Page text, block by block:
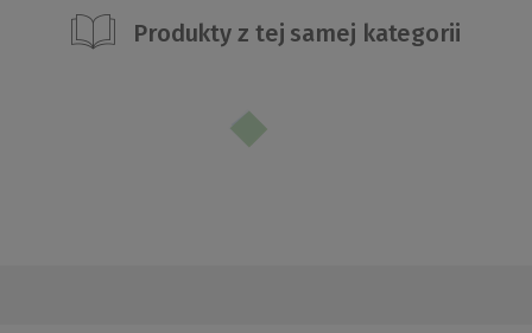
Produkty z tej samej kategorii